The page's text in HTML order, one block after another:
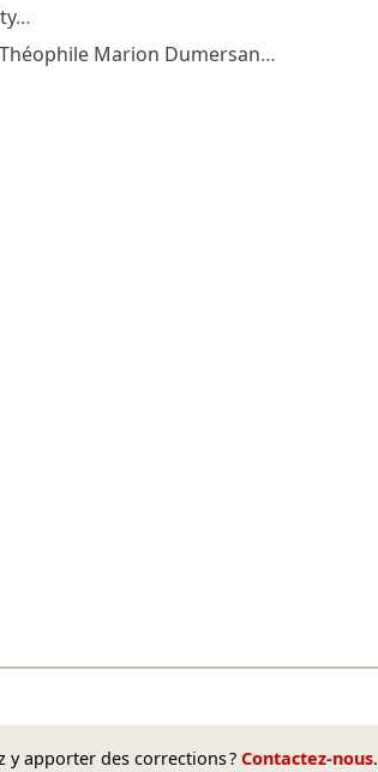
…
Théophile Marion Dumersan…
apporter des corrections ? Contactez-nous.